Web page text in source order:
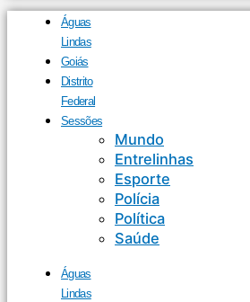
Águas
Lindas
Goiás
Distrito
Federal
Sessões
Mundo
Entrelinhas
Esporte
Polícia
Política
Saúde
Águas
Lindas